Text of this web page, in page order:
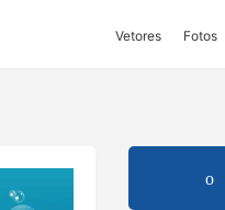
Vetores Fotos